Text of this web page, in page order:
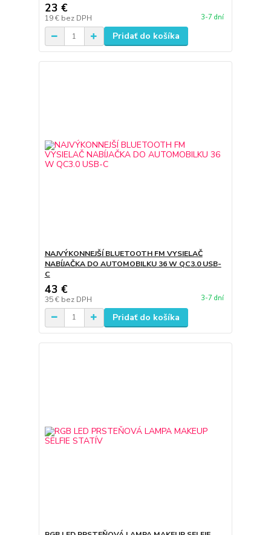
23 €
19 € bez DPH 3-7 dní
Pridať do košíka
NAJVÝKONNEJŠÍ BLUETOOTH FM VYSIELAČ
NABÍJAČKA DO AUTOMOBILKU 36 W QC3.0 USB-
C
43 €
35 € bez DPH 3-7 dní
Pridať do košíka